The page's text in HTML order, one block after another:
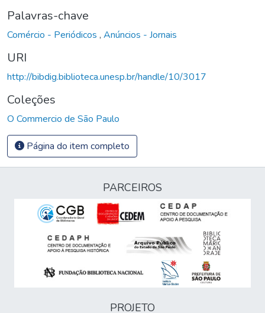
Palavras-chave
Comércio - Periódicos , Anúncios - Jornais
URI
http://bibdig.biblioteca.unesp.br/handle/10/3017
Coleções
O Commercio de São Paulo
Página do item completo
PARCEIROS
PROJETO